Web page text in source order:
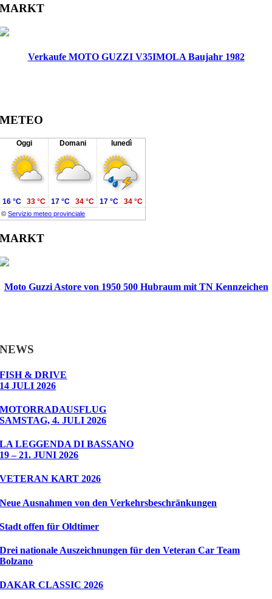
Facebook
Twitter
Reddit
LinkedIn
WhatsApp
Tumblr
Pinterest
Vk
Xing
Email
MARKT
Verkaufe MOTO GUZZI V35IMOLA Baujahr 1982
METEO
Oggi Domani lunedì
©Servizio meteo provinciale
16 °C 33 °C 17 °C 34 °C 17 °C 34 °C
MARKT
Moto Guzzi Astore von 1950 500 Hubraum mit TN Kennzeichen
NEWS
FISH & DRIVE
14 JULI 2026
MOTORRADAUSFLUG
SAMSTAG, 4. JULI 2026
LA LEGGENDA DI BASSANO
19 – 21. JUNI 2026
VETERAN KART 2026
Neue Ausnahmen von den Verkehrsbeschränkungen
Stadt offen für Oldtimer
Drei nationale Auszeichnungen für den Veteran Car Team
Bolzano
DAKAR CLASSIC 2026